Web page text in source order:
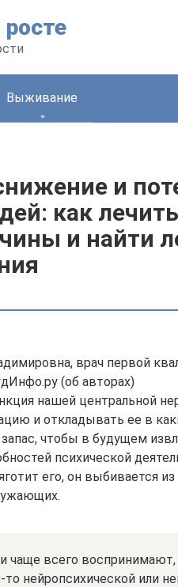
Выживание
и
как
и найти
врач первой
(об авторах)
нашей центральной
и откладывать ее в
запас, чтобы в будущем
психической
его, он выбивается
чаще всего воспринимают,
нейропсихической или